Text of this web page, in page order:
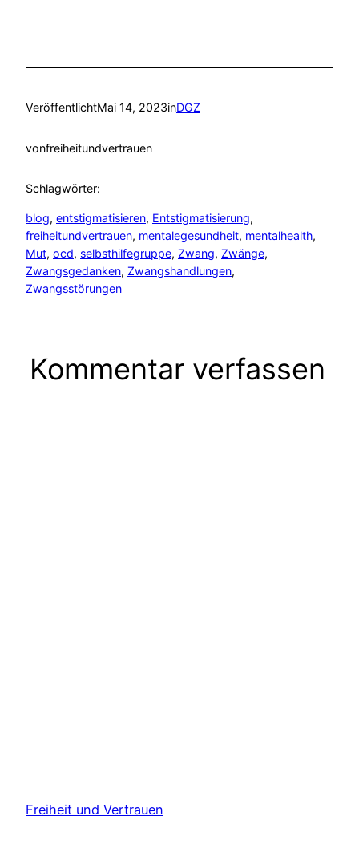
VeröffentlichtMai 14, 2023inDGZ
vonfreiheitundvertrauen
Schlagwörter:
blog, entstigmatisieren, Entstigmatisierung
freiheitundvertrauen, mentalegesundheit, mentalhealth
Mut, ocd, selbsthilfegruppe, Zwang, Zwänge
Zwangsgedanken, Zwangshandlungen
Zwangsstörungen
Kommentar verfassen
Freiheit und Vertrauen